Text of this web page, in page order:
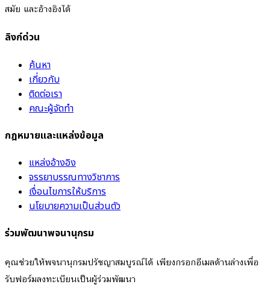
สมัย และอ้างอิงได้
ลิงก์ด่วน
ค้นหา
เกี่ยวกับ
ติดต่อเรา
คณะผู้จัดทำ
กฎหมายและแหล่งข้อมูล
แหล่งอ้างอิง
จรรยาบรรณทางวิชาการ
เงื่อนไขการให้บริการ
นโยบายความเป็นส่วนตัว
ร่วมพัฒนาพจนานุกรม
คุณช่วยให้พจนานุกรมปรัชญาสมบูรณ์ได้ เพียงกรอกอีเมลด้านล่างเพื่อ
รับฟอร์มลงทะเบียนเป็นผู้ร่วมพัฒนา